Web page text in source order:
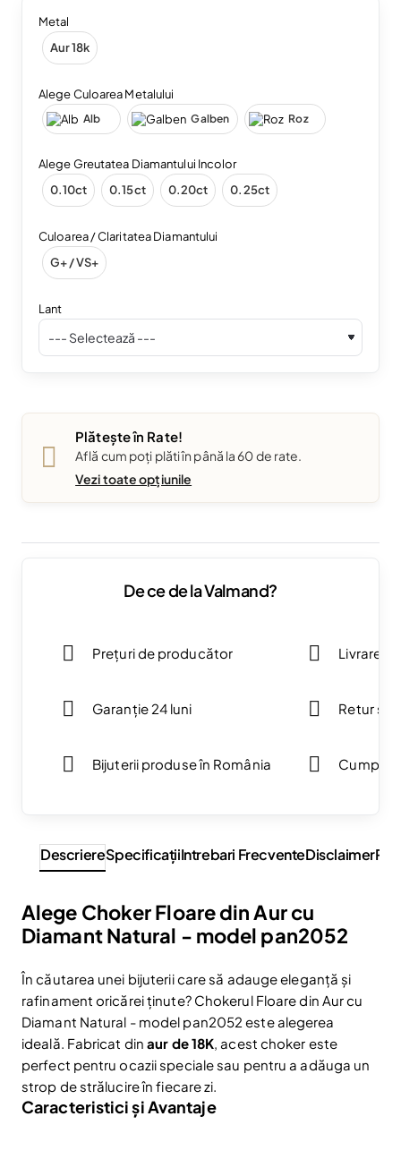
Metal
Aur 18k
Alege Culoarea Metalului
Alb Galben Roz
Alege Greutatea Diamantului Incolor
0.10ct
0.15ct 0.20ct 0.25ct
Culoarea / Claritatea Diamantului
G+ / VS+
Lant
Plătește în Rate!
Află cum poți plăti în până la 60 de rate.
Vezi toate opțiunile
De ce de la Valmand?
Prețuri de producător
Garanție 24 luni
Bijuterii produse în România
Livrare
Retur
DescriereSpecificaţiiIntrebari FrecventeDisclaimer
Alege Choker Floare din Aur cu
Diamant Natural - model pan2052
În căutarea unei bijuterii care să adauge eleganță și
rafinament oricărei ținute? Chokerul Floare din Aur cu
Diamant Natural - model pan2052 este alegerea
ideală. Fabricat dinaur de 18K , acest choker este
perfect pentru ocazii speciale sau pentru a adăuga un
strop de strălucire în fiecare zi.
Caracteristici și Avantaje